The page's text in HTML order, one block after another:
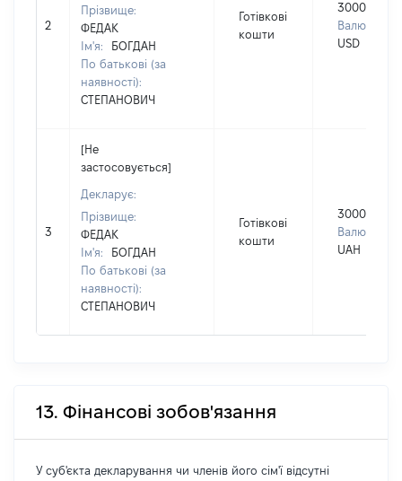
2
Прізвище:
ФЕДАК
Ім'я:
БОГДАН
По батькові (за
наявності):
СТЕПАНОВИЧ
Готівкові
кошти
3000
Валюта:
USD
3
[Не
застосовується]
Декларує:
Прізвище:
ФЕДАК
Ім'я:
БОГДАН
По батькові (за
наявності):
СТЕПАНОВИЧ
Готівкові
кошти
30000
Валюта:
UAH
13. Фінансові зобов'язання
У суб'єкта декларування чи членів його сім'ї відсутні